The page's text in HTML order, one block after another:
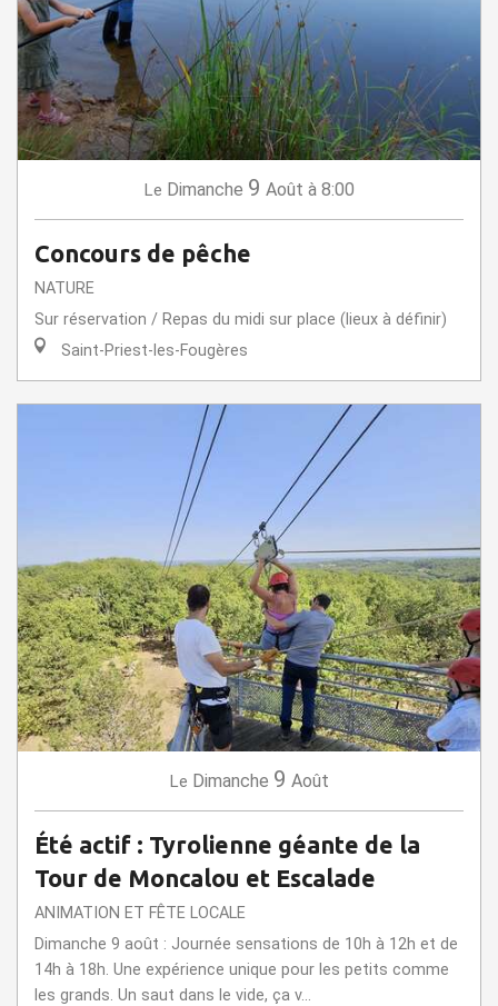
Le Dimanche 9 Août à 8:00
Concours de pêche
NATURE
Sur réservation / Repas du midi sur place (lieux à définir)
Saint-Priest-les-Fougères
Le Dimanche 9 Août
Été actif : Tyrolienne géante de la
Tour de Moncalou et Escalade
ANIMATION ET FÊTE LOCALE
Dimanche 9 août : Journée sensations de 10h à 12h et de
14h à 18h. Une expérience unique pour les petits comme
les grands. Un saut dans le vide, ça v...